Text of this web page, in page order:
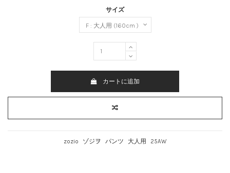
サイズ
カートに追加
zozio ゾジヲ パンツ 大人用 25AW